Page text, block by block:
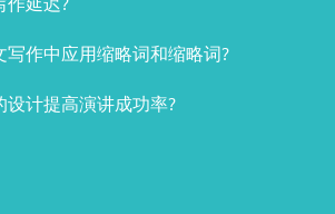
写作中应用缩略词和缩略词?
设计提高演讲成功率?